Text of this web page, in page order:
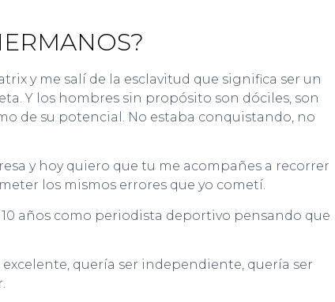
y me salí de la esclavitud que significa ser un
Y los hombres sin propósito son dóciles, son
de su potencial. No estaba conquistando, no
y hoy quiero que tu me acompañes a recorrer
los mismos errores que yo cometí.
años como periodista deportivo pensando que
quería ser independiente, quería ser